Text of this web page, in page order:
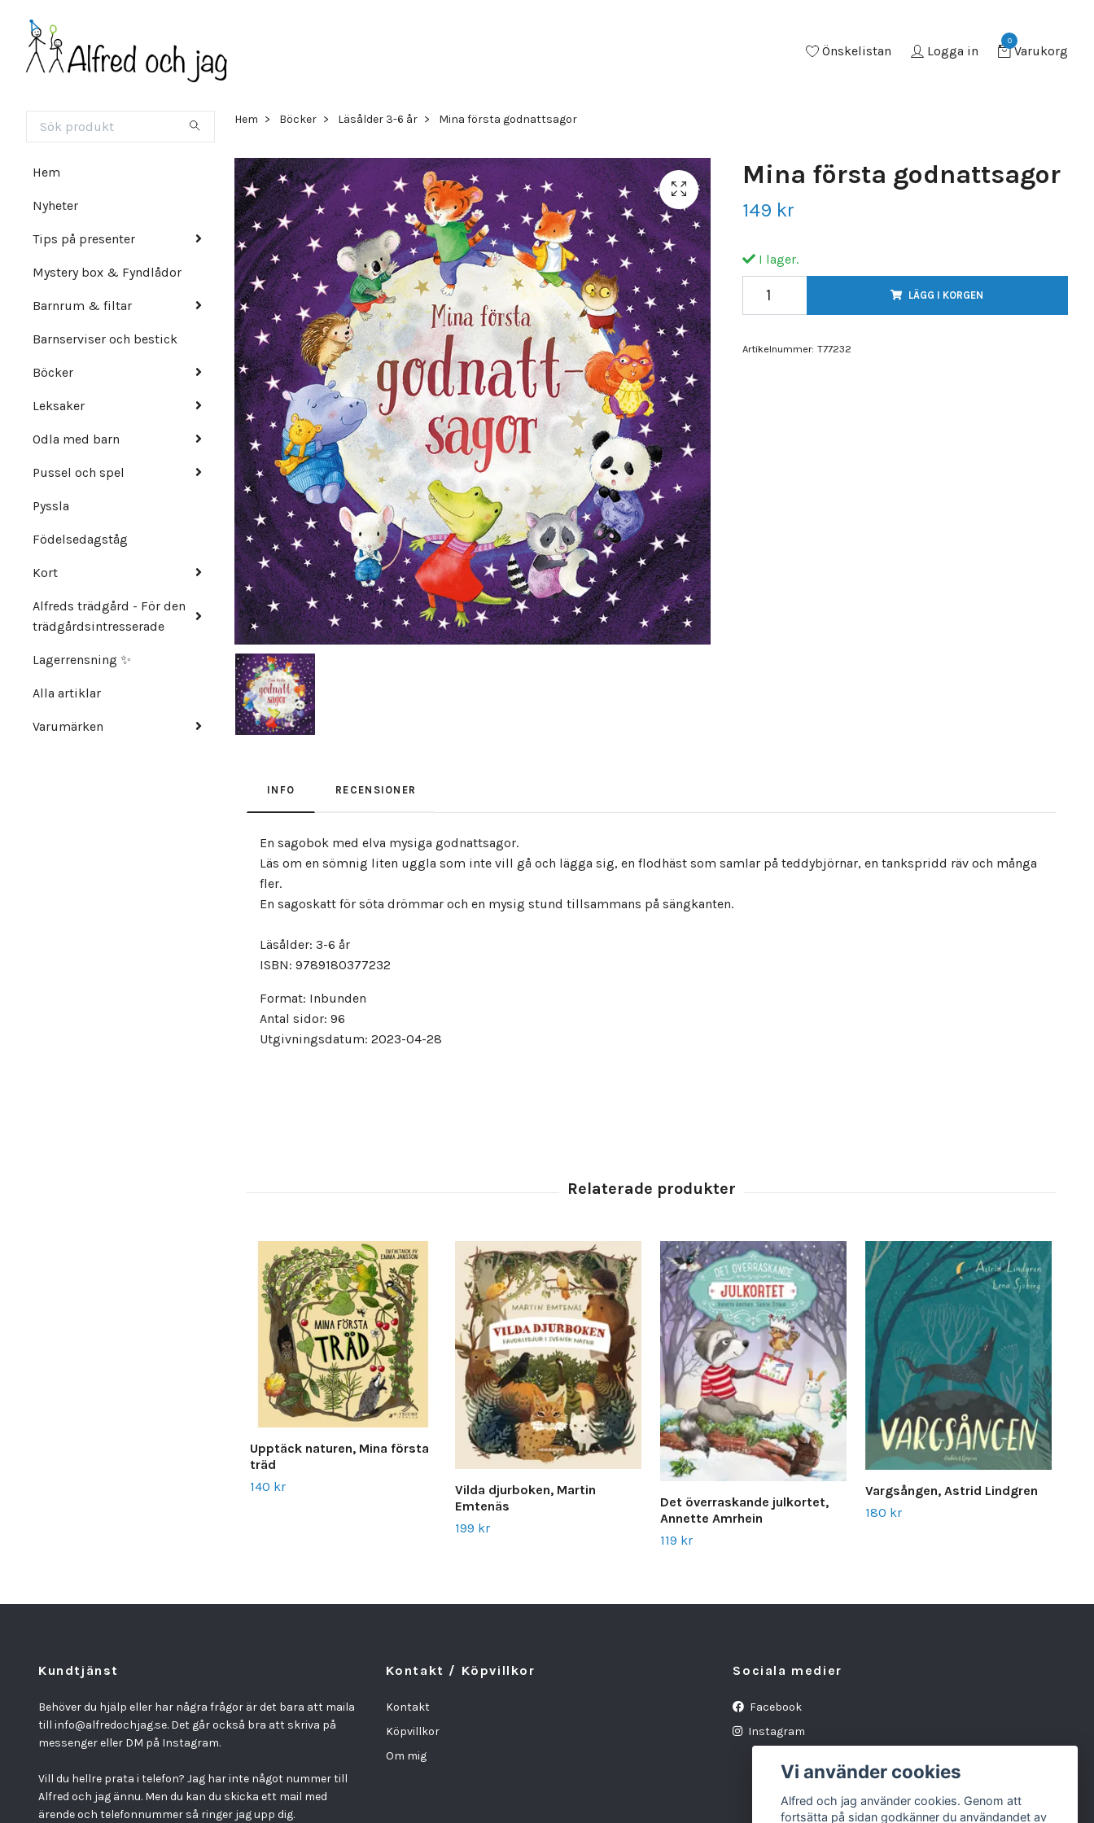
Önskelistan Logga in
0
Varukorg
Hem
Nyheter
Tips på presenter
Mystery box & Fyndlådor
Barnrum & filtar
Barnserviser och bestick
Böcker
Leksaker
Odla med barn
Pussel och spel
Pyssla
Födelsedagståg
Kort
Alfreds trädgård - För den
trädgårdsintresserade
Lagerrensning ✨
Alla artiklar
Varumärken
Hem Böcker Läsålder 3-6 år Mina första godnattsagor
Mina första godnattsagor
149 kr
I lager.
LÄGG I KORGEN
Artikelnummer: T77232
INFO RECENSIONER
En sagobok med elva mysiga godnattsagor.
Läs om en sömnig liten uggla som inte vill gå och lägga sig, en flodhäst som samlar på teddybjörnar, en tankspridd räv och många
fler.
En sagoskatt för söta drömmar och en mysig stund tillsammans på sängkanten.
Läsålder: 3-6 år
ISBN: 9789180377232
Format: Inbunden
Antal sidor: 96
Utgivningsdatum: 2023-04-28
Upptäck naturen, Mina första
träd
140 kr
Vilda djurboken, Martin
Emtenäs
199 kr
Det överraskande julkortet,
Annette Amrhein
119 kr
Vargsången, Astrid Lindgren
180 kr
Kundtjänst
Behöver du hjälp eller har några frågor är det bara att maila
till info@alfredochjag.se. Det går också bra att skriva på
messenger eller DM på Instagram.
Vill du hellre prata i telefon? Jag har inte något nummer till
Alfred och jag ännu. Men du kan du skicka ett mail med
ärende och telefonnummer så ringer jag upp dig.
Kontakt / Köpvillkor
Kontakt
Köpvillkor
Om mig
Sociala medier
Facebook
Instagram
Vi använder cookies
Alfred och jag använder cookies. Genom att
fortsätta på sidan godkänner du användandet av